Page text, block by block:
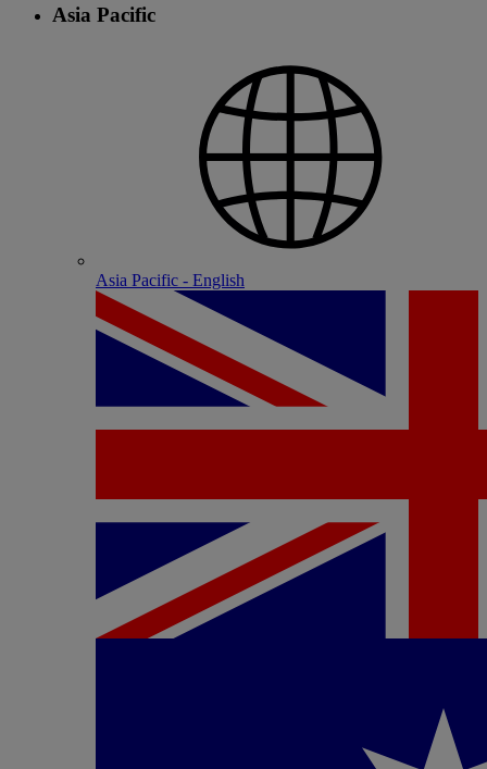
Asia Pacific
Asia Pacific - English